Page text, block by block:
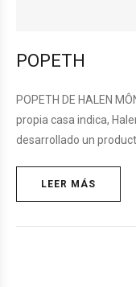
POPETH
POPETH DE HALEN
propia casa indica,
desarrollado un
LEER MÁS